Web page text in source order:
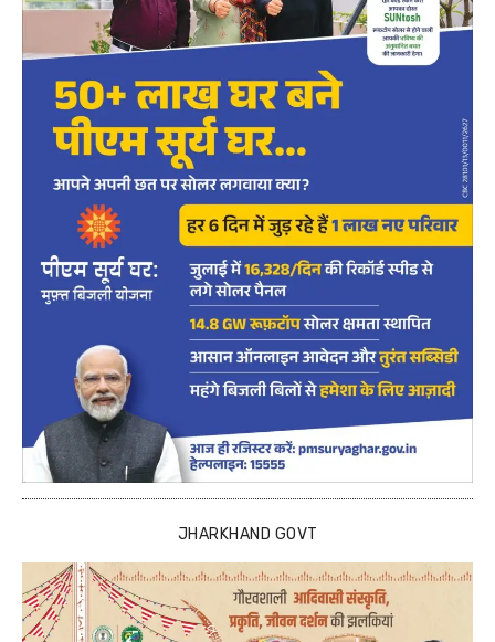
JHARKHAND GOVT